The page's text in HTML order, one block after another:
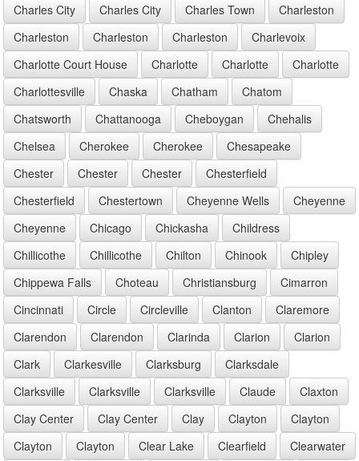
Charles City
Charles City Charles Town
Charleston
Charleston
Charleston Charleston
Charlevoix
Charlotte Court House
Charlotte Charlotte
Charlotte
Charlottesville
Chaska Chatham
Chatom
Chatsworth
Chattanooga Cheboygan
Chehalis
Chelsea
Cherokee Cherokee
Chesapeake
Chester
Chester Chester
Chesterfield
Chesterfield
Chestertown Cheyenne Wells
Cheyenne
Cheyenne
Chicago Chickasha
Childress
Chillicothe
Chillicothe Chilton Chinook
Chipley
Chippewa Falls
Choteau Christiansburg
Cimarron
Cincinnati
Circle Circleville Clanton
Claremore
Clarendon
Clarendon Clarinda Clarion
Clarion
Clark
Clarkesville Clarksburg
Clarksdale
Clarksville
Clarksville Clarksville Claude
Claxton
Clay Center
Clay Center Clay Clayton
Clayton
Clayton
Clayton Clear Lake Clearfield
Clearwater